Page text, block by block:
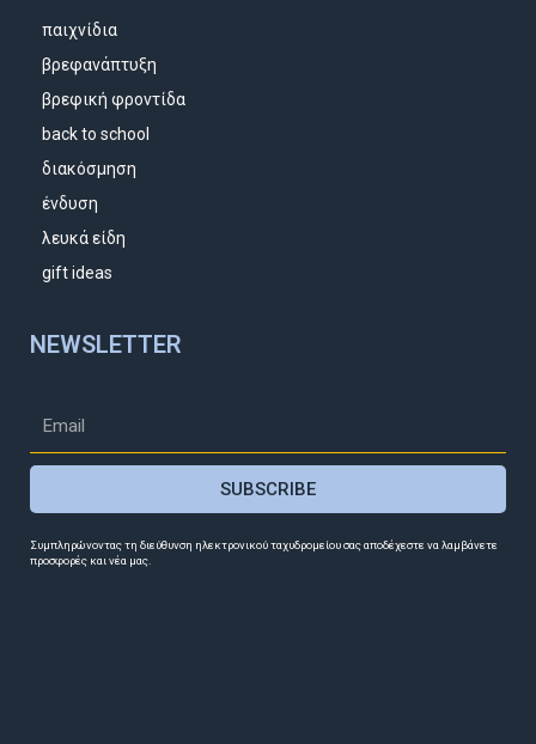
παιχνίδια
βρεφανάπτυξη
βρεφική φροντίδα
back to school
διακόσμηση
ένδυση
λευκά είδη
gift ideas
NEWSLETTER
SUBSCRIBE
Συμπληρώνοντας τη διεύθυνση ηλεκτρονικού ταχυδρομείου σας αποδέχεστε να λαμβάνετε
προσφορές και νέα μας.